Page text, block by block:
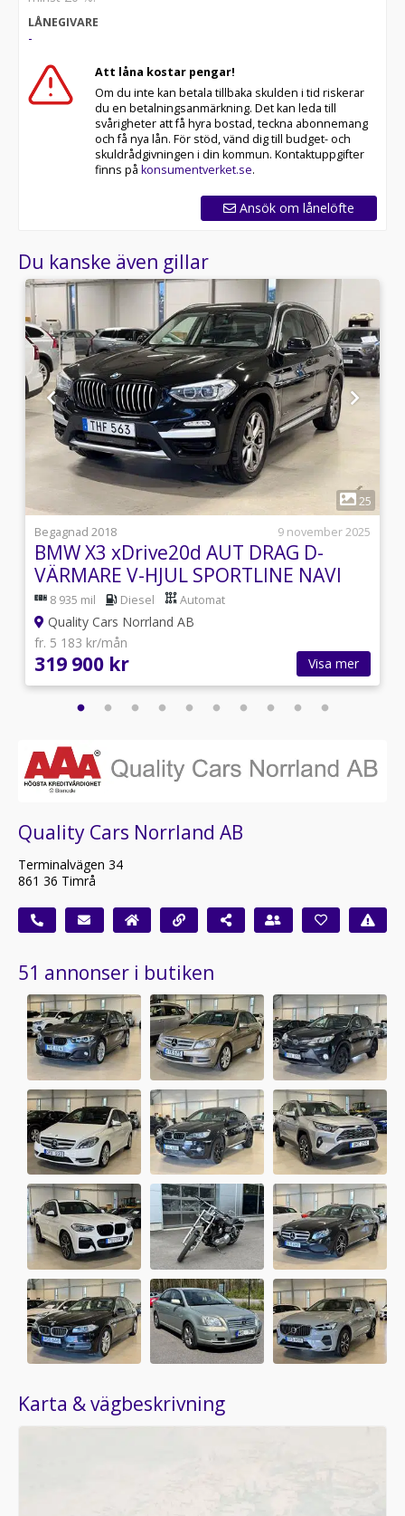
LÅNEGIVARE
-
Att låna kostar pengar!
Om du inte kan betala tillbaka skulden i tid riskerar
du en betalningsanmärkning. Det kan leda till
svårigheter att få hyra bostad, teckna abonnemang
och få nya lån. För stöd, vänd dig till budget- och
skuldrådgivningen i din kommun. Kontaktuppgifter
finns på konsumentverket.se.
Ansök om lånelöfte
Du kanske även gillar
1
25
Begagnad 2018
9 november 2025
BMW X3 xDrive20d AUT DRAG D-
VÄRMARE V-HJUL SPORTLINE NAVI
8 935 mil Diesel Automat
Quality Cars Norrland AB
fr. 5 183 kr/mån
319 900 kr Visa mer
Quality Cars Norrland AB
Terminalvägen 34
861 36 Timrå
51 annonser i butiken
Karta & vägbeskrivning